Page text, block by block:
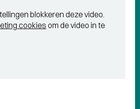
blokkeren deze video.
cookies om de video in te